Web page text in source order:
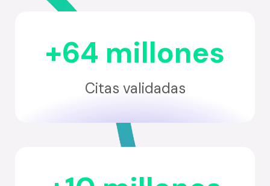
+64 millones
Citas validadas